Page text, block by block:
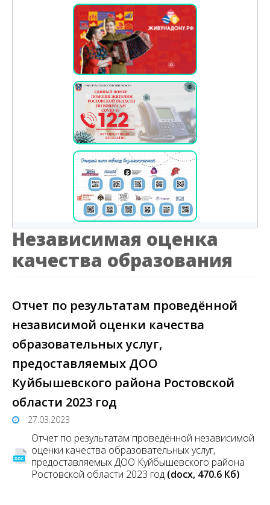
Независимая оценка
качества образования
Отчет по результатам проведённой
независимой оценки качества
образовательных услуг,
предоставляемых ДОО
Куйбышевского района Ростовской
области 2023 год
27.03.2023
Отчет по результатам проведённой независимой
оценки качества образовательных услуг,
предоставляемых ДОО Куйбышевского района
Ростовской области 2023 год (docx, 470.6 Кб)